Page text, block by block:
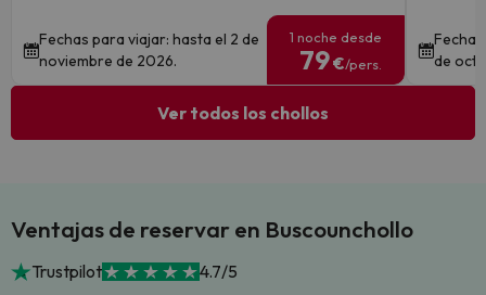
Fechas para viajar: hasta el 2 de
noviembre de 2026.
1 noche desde
79€/pers.
de
Ver todos los chollos
Ventajas de reservar en Buscounchollo
Trustpilot 4.7/5